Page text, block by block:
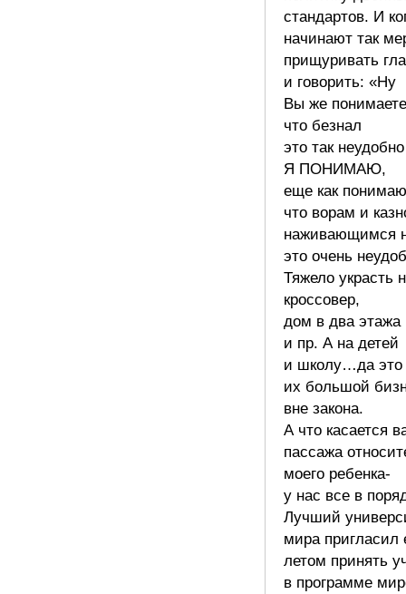
стандартов. И
начинают так
прищуривать
и говорить: «Ну
Вы же
что безнал
это так
Я ПОНИМАЮ,
еще как
что ворам и
наживающимся
это очень
Тяжело украсть
кроссовер,
дом в два этажа
и пр. А на детей
и школу…да это
их большой
вне закона.
А что касается
пассажа
моего ребенка-
у нас все в
Лучший
мира пригласил
летом принять
в программе